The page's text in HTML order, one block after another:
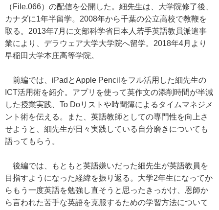
（File.066）の配信を公開した。細先生は、大学院修了後、
カナダに1年半留学。2008年から千葉の公立高校で教鞭を
取る。2013年7月に文部科学省日本人若手英語教員派遣事
業により、デラウェア大学大学院へ留学。2018年4月より
早稲田大学本庄高等学院。
前編では、iPadとApple Pencilをフル活用した細先生の
ICT活用術を紹介。アプリを使って英作文の添削時間が半減
した授業実践、To Doリストや時間簿によるタイムマネジメ
ント術を伝える。また、英語教師としての専門性を向上さ
せようと、細先生が日々実践している自分磨きについても
語ってもらう。
後編では、もともと英語嫌いだった細先生が英語教員を
目指すようになった経緯を振り返る。大学2年生になってか
らもう一度英語を勉強し直そうと思ったきっかけ、恩師か
ら言われた苦手な英語を克服するための学習方法について